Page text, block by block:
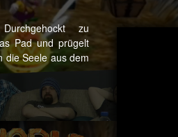
zu
Pad und prügelt
die Seele aus dem